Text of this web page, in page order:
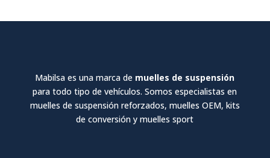
Mabilsa es una marca de muelles de suspensión
para todo tipo de vehículos. Somos especialistas en
muelles de suspensión reforzados, muelles OEM, kits
de conversión y muelles sport